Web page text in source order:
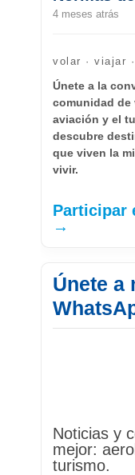
4 meses atrás
volar · viajar
Únete a la
comunidad de
aviación y el
descubre
que viven la
vivir.
Participar
→
Únete a
Noticias y
mejor:
turismo.